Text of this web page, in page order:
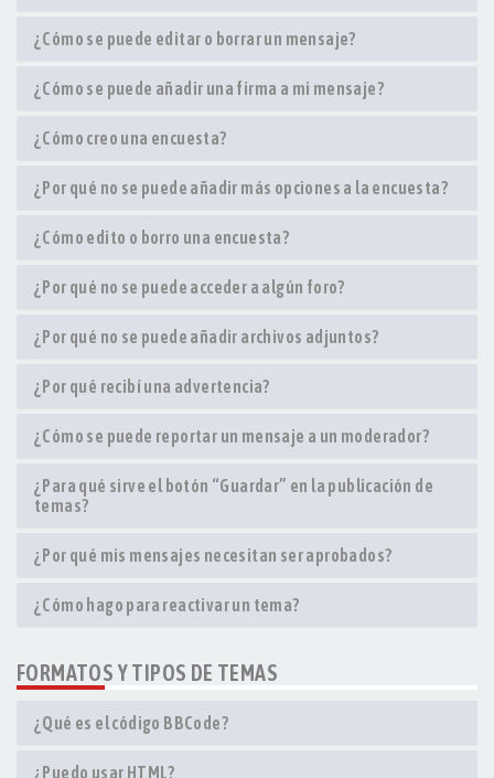
¿Cómo se puede editar o borrar un mensaje?
¿Cómo se puede añadir una firma a mi mensaje?
¿Cómo creo una encuesta?
¿Por qué no se puede añadir más opciones a la encuesta?
¿Cómo edito o borro una encuesta?
¿Por qué no se puede acceder a algún foro?
¿Por qué no se puede añadir archivos adjuntos?
¿Por qué recibí una advertencia?
¿Cómo se puede reportar un mensaje a un moderador?
¿Para qué sirve el botón “Guardar” en la publicación de
temas?
¿Por qué mis mensajes necesitan ser aprobados?
¿Cómo hago para reactivar un tema?
FORMATOS Y TIPOS DE TEMAS
¿Qué es el código BBCode?
¿Puedo usar HTML?